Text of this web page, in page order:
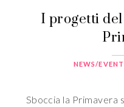
I progetti
NEWS/
Sboccia la Primavera